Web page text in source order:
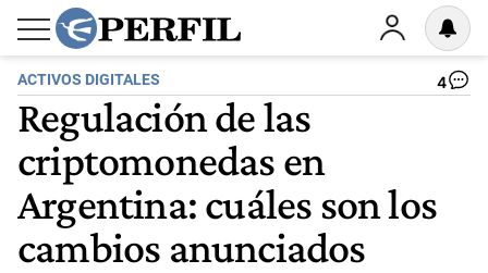
ACTIVOS DIGITALES 4
Regulación de las
criptomonedas en
Argentina: cuáles son los
cambios anunciados